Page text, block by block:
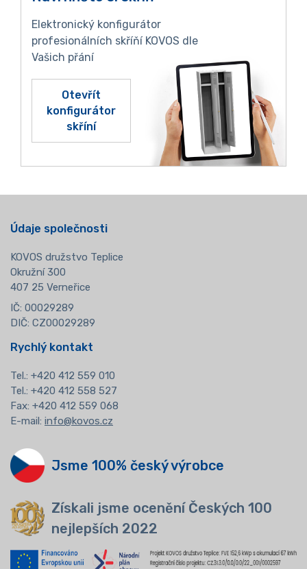
Elektronický konfigurátor
profesionálních skříňí KOVOS dle
Vašich přání
Otevřít
konfigurátor
skříní
Údaje společnosti
KOVOS družstvo Teplice
Okružní 300
407 25 Verneřice
IČ: 00029289
DIČ: CZ00029289
Rychlý kontakt
Tel.: +420 412 559 010
Tel.: +420 412 558 527
Fax: +420 412 559 068
E-mail: info@kovos.cz
Jsme 100% český výrobce
Získali jsme ocenění Českých 100
nejlepších 2022